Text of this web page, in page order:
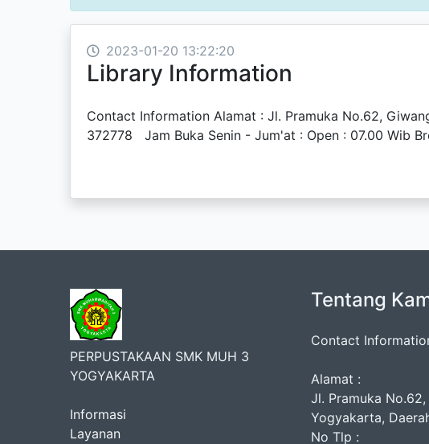
2023-01-20 13:22:20
Library Information
Contact Information Alamat : Jl. Pramuka No.62,
372778 Jam Buka Senin - Jum'at : Open : 07.00 Wib
PERPUSTAKAAN SMK MUH 3
YOGYAKARTA
Informasi
Layanan
Tentang
Contact
Alamat :
Jl. Pramuka
Yogyakarta,
No Tlp :